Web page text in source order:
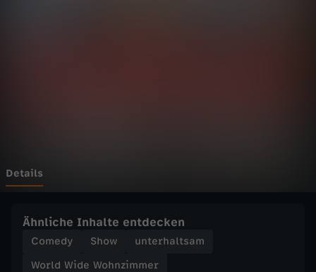
n
i
Details
Ähnliche Inhalte entdecken
Comedy Show
unterhaltsam
World Wide Wohnzimmer